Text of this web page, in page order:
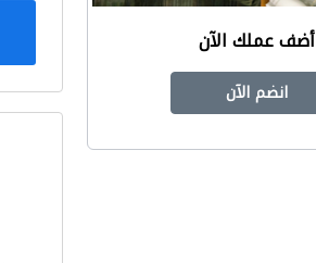
أضف عملك الآن
انضم الآن